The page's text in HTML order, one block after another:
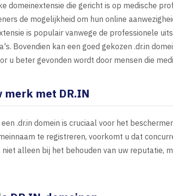
domeinextensie die gericht is op medische
de mogelijkheid om hun online
is populair vanwege de professionele
Bovendien kan een goed gekozen .dr.in
u beter gevonden wordt door mensen die
merk met DR.IN
.dr.in domein is cruciaal voor het
te registreren, voorkomt u dat
alleen bij het behouden van uw reputatie,